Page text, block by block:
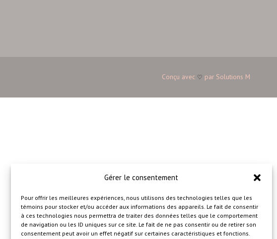
Gérer le consentement
Pour offrir les meilleures expériences, nous utilisons des technologies telles que les
témoins pour stocker et/ou accéder aux informations des appareils. Le fait de consentir
à ces technologies nous permettra de traiter des données telles que le comportement
de navigation ou les ID uniques sur ce site. Le fait de ne pas consentir ou de retirer son
consentement peut avoir un effet négatif sur certaines caractéristiques et fonctions.
Conçu avec ♡ par Solutions M